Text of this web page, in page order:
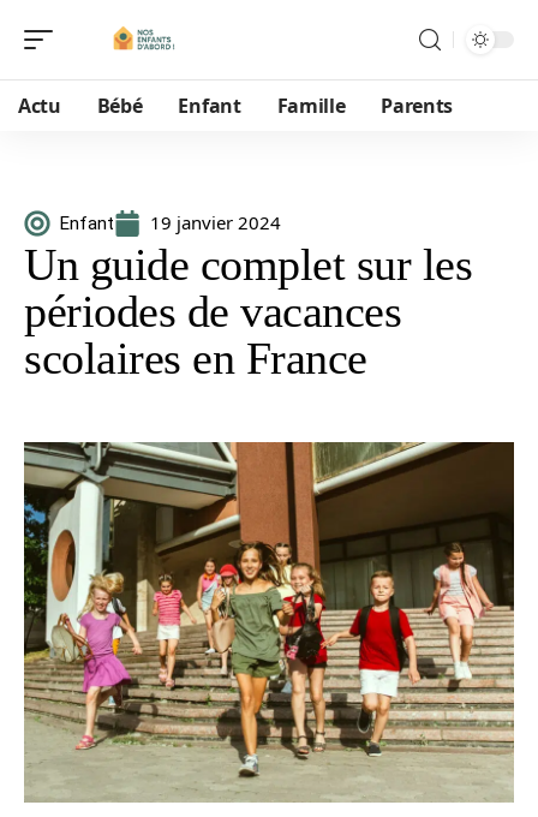
Actu Bébé Enfant Famille Parents
Enfant 19 janvier 2024
Un guide complet sur les
périodes de vacances
scolaires en France